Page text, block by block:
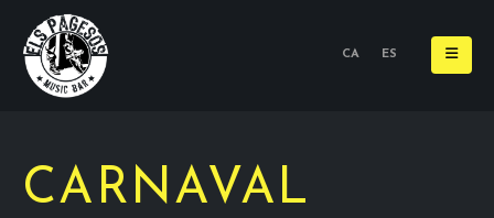
CA ES
CARNAVAL